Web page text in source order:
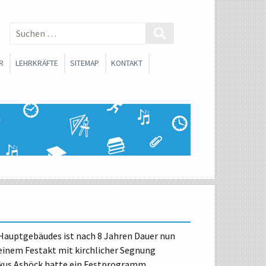
WAHLPFLICHTFÄCHERGRUPPE I
LINKS FÜR
UND SCHÜLER
LEHRKRÄFTE
FACHSCHAFTEN
FORTBILDUNGSMATERIALIEN
SITEMAP KONTAKT
ist nach 8 Jahren Dauer nun
Festakt mit kirchlicher Segnung